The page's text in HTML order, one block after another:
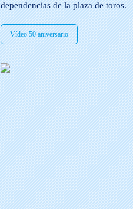
dependencias de la plaza de toros.
Vídeo 50 aniversario